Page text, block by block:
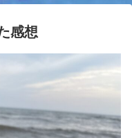
感想